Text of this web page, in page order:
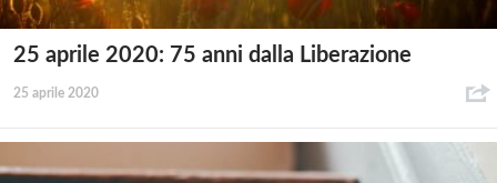
25 aprile 2020: 75 anni dalla Liberazione
25 aprile 2020